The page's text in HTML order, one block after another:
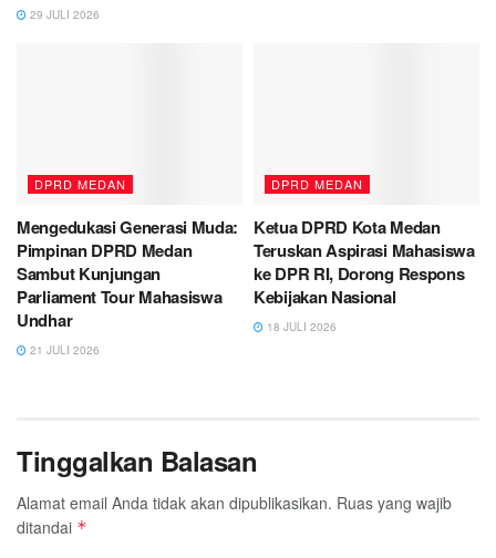
29 JULI 2026
DPRD MEDAN
Mengedukasi Generasi Muda:
Pimpinan DPRD Medan
Sambut Kunjungan
Parliament Tour Mahasiswa
Undhar
21 JULI 2026
DPRD MEDAN
Ketua DPRD Kota Medan
Teruskan Aspirasi Mahasiswa
ke DPR RI, Dorong Respons
Kebijakan Nasional
18 JULI 2026
Tinggalkan Balasan
Alamat email Anda tidak akan dipublikasikan. Ruas yang wajib
ditandai *